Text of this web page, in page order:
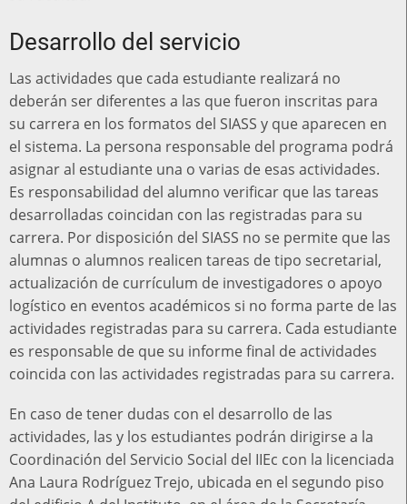
Desarrollo del servicio
Las actividades que cada estudiante realizará no
deberán ser diferentes a las que fueron inscritas para
su carrera en los formatos del SIASS y que aparecen en
el sistema. La persona responsable del programa podrá
asignar al estudiante una o varias de esas actividades.
Es responsabilidad del alumno verificar que las tareas
desarrolladas coincidan con las registradas para su
carrera. Por disposición del SIASS no se permite que las
alumnas o alumnos realicen tareas de tipo secretarial,
actualización de currículum de investigadores o apoyo
logístico en eventos académicos si no forma parte de las
actividades registradas para su carrera. Cada estudiante
es responsable de que su informe final de actividades
coincida con las actividades registradas para su carrera.
En caso de tener dudas con el desarrollo de las
actividades, las y los estudiantes podrán dirigirse a la
Coordinación del Servicio Social del IIEc con la licenciada
Ana Laura Rodríguez Trejo, ubicada en el segundo piso